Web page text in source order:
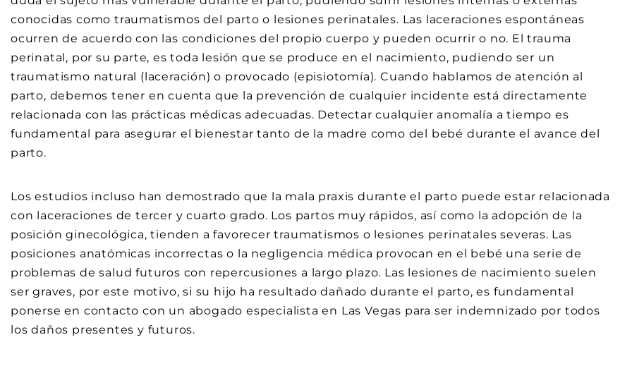
conocidas como traumatismos del parto o lesiones perinatales. Las laceraciones espontáneas
ocurren de acuerdo con las condiciones del propio cuerpo y pueden ocurrir o no. El trauma
perinatal, por su parte, es toda lesión que se produce en el nacimiento, pudiendo ser un
traumatismo natural (laceración) o provocado (episiotomía). Cuando hablamos de atención al
parto, debemos tener en cuenta que la prevención de cualquier incidente está directamente
relacionada con las prácticas médicas adecuadas. Detectar cualquier anomalía a tiempo es
fundamental para asegurar el bienestar tanto de la madre como del bebé durante el avance del
parto.
Los estudios incluso han demostrado que la mala praxis durante el parto puede estar relacionada
con laceraciones de tercer y cuarto grado. Los partos muy rápidos, así como la adopción de la
posición ginecológica, tienden a favorecer traumatismos o lesiones perinatales severas. Las
posiciones anatómicas incorrectas o la negligencia médica provocan en el bebé una serie de
problemas de salud futuros con repercusiones a largo plazo. Las lesiones de nacimiento suelen
ser graves, por este motivo, si su hijo ha resultado dañado durante el parto, es fundamental
ponerse en contacto con un abogado especialista en Las Vegas para ser indemnizado por todos
los daños presentes y futuros.